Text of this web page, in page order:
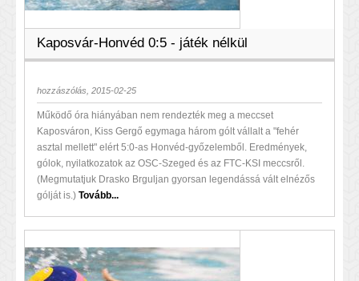
Kaposvár-Honvéd 0:5 - játék nélkül
hozzászólás, 2015-02-25
Működő óra hiányában nem rendezték meg a meccset
Kaposváron, Kiss Gergő egymaga három gólt vállalt a "fehér
asztal mellett" elért 5:0-as Honvéd-győzelemből. Eredmények,
gólok, nyilatkozatok az OSC-Szeged és az FTC-KSI meccsről.
(Megmutatjuk Drasko Brguljan gyorsan legendássá vált elnézős
gólját is.) Tovább...